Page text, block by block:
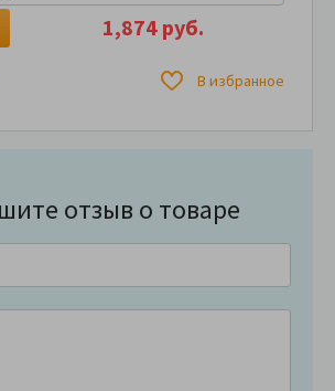
1,874 руб.
В избранное
отзыв о товаре